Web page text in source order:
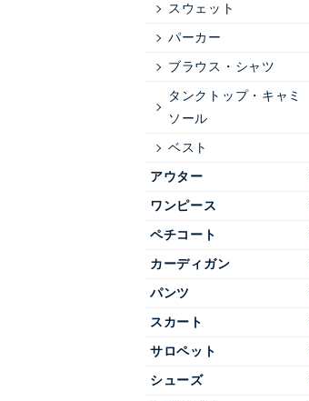
スウェット
パーカー
ブラウス・シャツ
タンクトップ・キャミ
ソール
ベスト
アウター
ワンピース
ペチコート
カーディガン
パンツ
スカート
サロペット
シューズ